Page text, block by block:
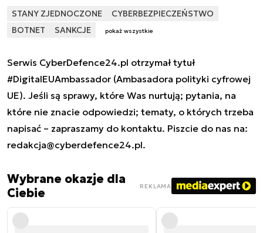
STANY ZJEDNOCZONE
CYBERBEZPIECZEŃSTWO
BOTNET
SANKCJE pokaż wszystkie
Serwis CyberDefence24.pl otrzymał tytuł
#DigitalEUAmbassador (Ambasadora polityki cyfrowej
UE). Jeśli są sprawy, które Was nurtują; pytania, na
które nie znacie odpowiedzi; tematy, o których trzeba
napisać – zapraszamy do kontaktu. Piszcie do nas na:
redakcja@cyberdefence24.pl.
Wybrane okazje dla
Ciebie
REKLAMA